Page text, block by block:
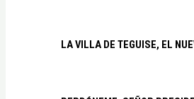
LA VILLA DE TEGUISE, EL